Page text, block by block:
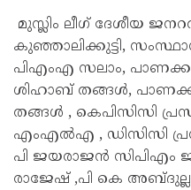
മുസ്ലിം ലീഗ് ദേശീയ
കുഞ്ഞാലിക്കുട്ടി,
പിഎംഎ സലാം,
ശിഹാബ് തങ്ങൾ,
തങ്ങൾ , കെപിസിസി
എംഎൽഎ , ഡിസിസി
പി ജയരാജൻ സിപിഎം
രാജേഷ് ,പി കെ